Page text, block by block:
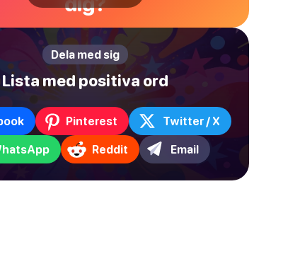
Dela med sig
Lista med positiva ord
Pinterest Twitter / X
Reddit Email